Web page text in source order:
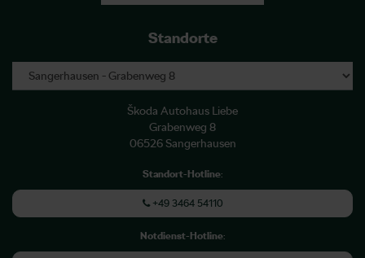
Standorte
Škoda Autohaus Liebe
Grabenweg 8
06526 Sangerhausen
Standort-Hotline:
+49 3464 54110
Notdienst-Hotline: